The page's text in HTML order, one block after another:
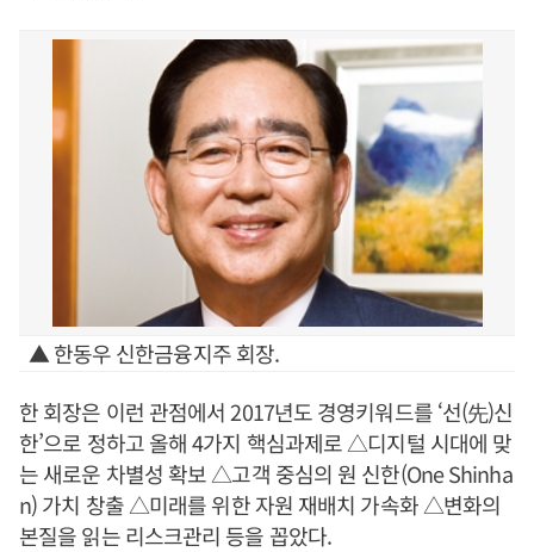
▲ 한동우 신한금융지주 회장.
한 회장은 이런 관점에서 2017년도 경영키워드를 ‘선(先)신
한’으로 정하고 올해 4가지 핵심과제로 △디지털 시대에 맞
는 새로운 차별성 확보 △고객 중심의 원 신한(One Shinha
n) 가치 창출 △미래를 위한 자원 재배치 가속화 △변화의
본질을 읽는 리스크관리 등을 꼽았다.